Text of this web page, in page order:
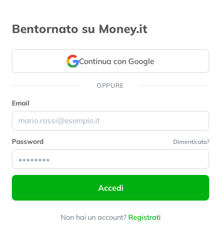
Bentornato su Money.it
Continua con Google
OPPURE
Email
Password Dimenticata?
Accedi
Non hai un account? Registrati